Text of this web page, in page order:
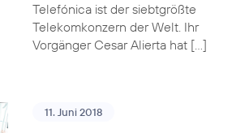
Telefónica ist der siebtgrößte
Telekomkonzern der Welt. Ihr
Vorgänger Cesar Alierta hat […]
11. Juni 2018